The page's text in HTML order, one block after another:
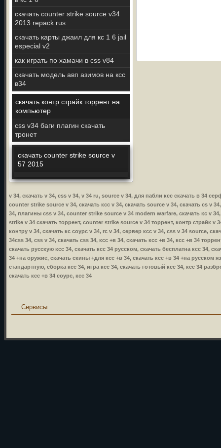
скачать counter strike source v34
2013 repack rus
скачать карты джаил для кс 1 6 jail
especial v2
как играть по хамачи в css v84
скачать модель авп азимов на ксс
в34
скачать контр страйк торрент на
компьютер
css v34 баги плагин скачать
тронет
скачать counter strike source v
57 2015
v 34, скачать v 34, css v 34, v 34 ru, source v 34, для пабли ксс скачать в 34
counter strike source v 34, скачать ксс v 34, скачать source v 34, скачать cs v
34, плагины css v 34, counter strike source v 34 modern warfare, скачать кс v
strike v 34 скачать торрент, counter strike source v 34 торрент, контр страйк v
контру v 34, скачать кс соурс v 34, rc v 34, сервер ксс v 34, css v 34 source,
34css 34, css v 34, скачать css 34, ксс +в 34, скачать ксс +в 34, ксс +в 34
скачать русскую ксс 34, скачать ксс 34 русском, скачать бесплатна ксс 34,
34 +на оружие, скачать скины +для ксс +в 34, скачать ксс +в 34 +на русском
стандартную, сборка ксс 34, игра ксс 34, скачать готовый ксс 34, ксс 34
скачать ксс +в 34 соурс, ксс 34
Сервисы